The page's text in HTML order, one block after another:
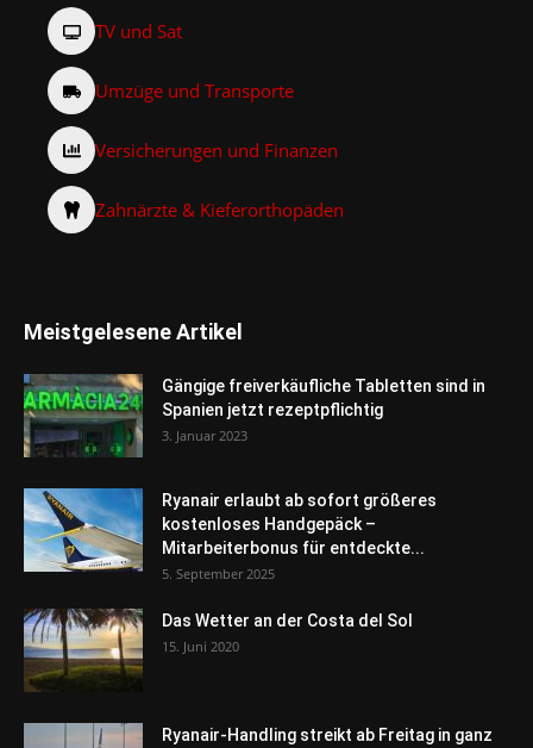
TV und Sat
Umzüge und Transporte
Versicherungen und Finanzen
Zahnärzte & Kieferorthopäden
Meistgelesene Artikel
Gängige freiverkäufliche Tabletten sind in
Spanien jetzt rezeptpflichtig
3. Januar 2023
Ryanair erlaubt ab sofort größeres
kostenloses Handgepäck –
Mitarbeiterbonus für entdeckte...
5. September 2025
Das Wetter an der Costa del Sol
15. Juni 2020
Ryanair-Handling streikt ab Freitag in ganz